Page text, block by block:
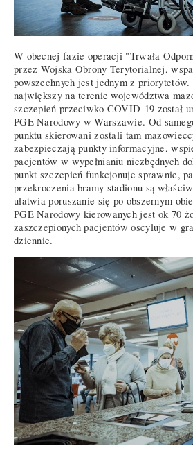
W obecnej fazie operacji "Trwała
przez Wojska Obrony Terytorialnej,
powszechnych jest jednym z
największy na terenie województwa
szczepień przeciwko COVID-19 został
PGE Narodowy w Warszawie. Od
punktu skierowani zostali tam
zabezpieczają punkty informacyjne,
pacjentów w wypełnianiu niezbędnych
punkt szczepień funkcjonuje sprawnie,
przekroczenia bramy stadionu są
ułatwia poruszanie się po obszernym
PGE Narodowy kierowanych jest ok 70
zaszczepionych pacjentów oscyluje w
dziennie.